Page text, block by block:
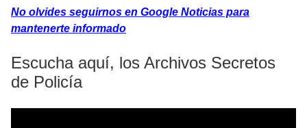
No olvides seguirnos en Google Noticias para
mantenerte informado
Escucha aquí, los Archivos Secretos
de Policía